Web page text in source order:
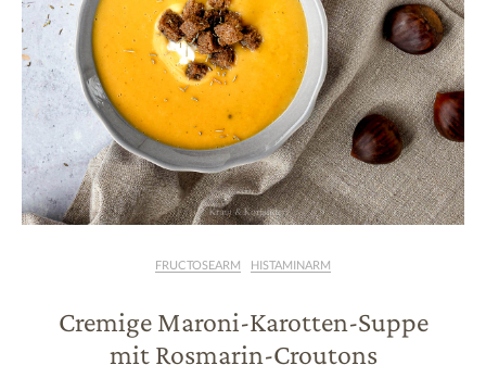
FRUCTOSEARM HISTAMINARM
Cremige Maroni-Karotten-Suppe
mit Rosmarin-Croutons